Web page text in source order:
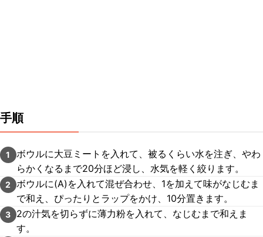
手順
1
ボウルに大豆ミートを入れて、被るくらい水を注ぎ、やわ
らかくなるまで20分ほど浸し、水気を軽く絞ります。
2
ボウルに(A)を入れて混ぜ合わせ、1を加えて味がなじむま
で和え、ぴったりとラップをかけ、10分置きます。
3
2の汁気を切らずに薄力粉を入れて、なじむまで和えま
す。